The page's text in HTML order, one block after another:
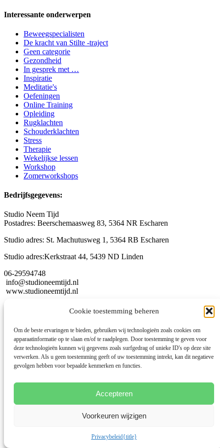
Cookie toestemming beheren
Om de beste ervaringen te bieden, gebruiken wij technologieën zoals cookies om
apparaatinformatie op te slaan en/of te raadplegen. Door toestemming te geven voor
deze technologieën kunnen wij gegevens zoals surfgedrag of unieke ID's op deze site
verwerken. Als u geen toestemming geeft of uw toestemming intrekt, kan dit negatieve
gevolgen hebben voor bepaalde kenmerken en functies.
Accepteren
Voorkeuren wijzigen
Privacybeleid{title}
Interessante onderwerpen
Beweegspecialisten
De kracht van Stilte -traject
Geen categorie
Gezondheid
In gesprek met …
Inspiratie
Meditatie's
Oefeningen
Online Training
Opleiding
Rugklachten
Schouderklachten
Stress
Therapie
Wekelijkse lessen
Workshop
Zomerworkshops
Bedrijfsgegevens:
Studio Neem Tijd
Postadres: Beerschemaasweg 83, 5364 NR Escharen
Studio adres: St. Machutusweg 1, 5364 RB Escharen
Studio adres:Kerkstraat 44, 5439 ND Linden
06-29594748
info@studioneemtijd.nl
www.studioneemtijd.nl
Kvk nummer: 57223904
Algemene voorwaarden
Disclaimer
Klachtenregeling
© 2026 Deze website draait op het websitesysteem